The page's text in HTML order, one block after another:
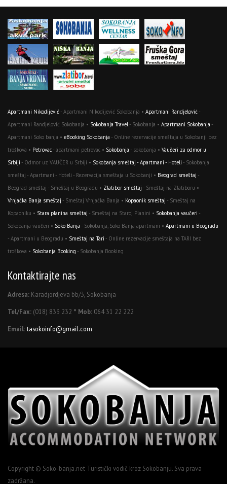
Apartmani Nikodijević- Apartmani Nikodijević Sokobanja • Apartmani Randjelović-
Apartmani Randjelović Sokobanja • Sokobanja Travel- Sokobanja • Apartmani Sokobanja -
Apartmani Soko banja • eBooking Sokobanja - Online rezervacije smeštaja u Sokobanji bez
troškova • Petrovac- apartmani petrovac • Sokobanja - sokobanja • Vaučeri za odmor u
Srbiji - Odmor uz VAUČER u Srbiji • Sokobanja smeštaj - Apartmani - Hoteli - Sokobanja
smeštaj - Apartmani - Hoteli - Rezervacija smeštaja u Sokobanji • Beograd smeštaj -
Beograd smeštaj - Smeštaj u Beogradu • Zlatibor smeštaj - Smeštaj na Zlatiboru •
Vrnjačka Banja smeštaj - Smeštaj Vrnjačka Banja • Kopaonik smeštaj - Smeštaj na
Kopaoniku • Stara planina smeštaj - Smeštaj na Staroj Planini • Sokobanja vaučeri -
Sokobanja vaučeri • Soko Banja - Sokobanja, Soko Banja apartmani • Apartmani u Beogradu
- Apartmani u Beogradu • Smeštaj na Tari - Online rezervacije smeštaja na TARI bez
troškova • Sokobanja Booking - Sokobanja Booking
Kontaktirajte nas
Adresa: Karadjordjeva bb/3, Sokobanja
Tel/Fax: (018) 833 232 * Mob: 064 31 22 222
Email:tasokoinfo@gmail.com
Copyright © Soko-banja.net Turistički vodič kroz Sokobanju. Sva prava
zadržana.